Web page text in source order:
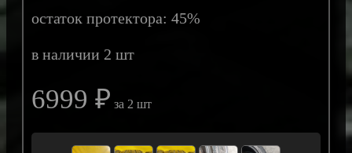
остаток протектора: 45%
в наличии 2 шт
6999 ₽ за 2 шт